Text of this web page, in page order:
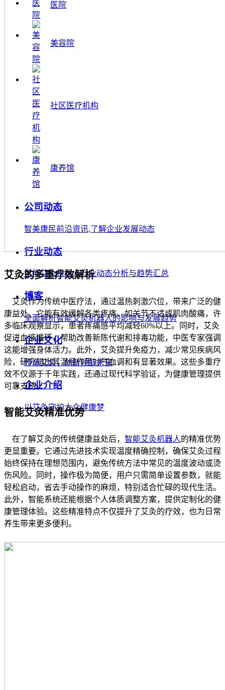
医院
美容院
社区医疗机构
康养馆
公司动态
智美康民前沿资讯,了解企业发展动态
行业动态
智能艾灸机器人行业动态分析与趋势汇总
博客
全面解析智能艾灸机器人的影响与发展趋势
企业文化
传承艾灸，创新领航未来
企业介绍
以艾灸守护大众健康梦
艾灸的多重疗效解析
艾灸作为传统中医疗法，通过温热刺激穴位，带来广泛的健
康益处。它能有效缓解各类疼痛，如关节不适或肌肉酸痛，许
多临床观察显示，患者疼痛感平均减轻60%以上。同时，艾灸
促进血液循环，帮助改善新陈代谢和排毒功能，中医专家强调
这能增强身体活力。此外，艾灸提升免疫力，减少常见疾病风
险，研究指出其温经作用对气血调和有显著效果。这些多重疗
效不仅源于千年实践，还通过现代科学验证，为健康管理提供
可靠支持。
智能艾灸精准优势
在了解艾灸的传统健康益处后， 智能艾灸机器人的精准优势
更显重要。它通过先进技术实现温度精确控制，确保艾灸过程
始终保持在理想范围内，避免传统方法中常见的温度波动或烫
伤风险。同时，操作极为简便，用户只需简单设置参数，就能
轻松启动，省去手动操作的麻烦，特别适合忙碌的现代生活。
此外，智能系统还能根据个人体质调整方案，提供定制化的健
康管理体验。这些精准特点不仅提升了艾灸的疗效，也为日常
养生带来更多便利。